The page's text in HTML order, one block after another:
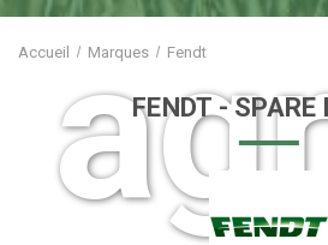
Accueil Marques Fendt
FENDT- SPARE